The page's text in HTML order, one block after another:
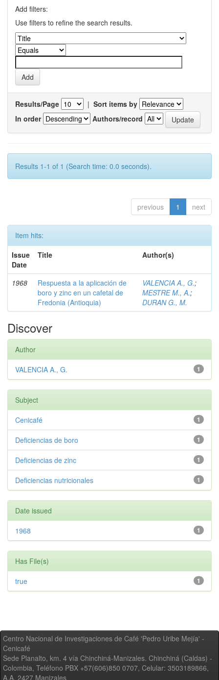
Add filters:
Use filters to refine the search results.
Results/Page | Sort items by
In order
Authors/record
Results 1-1 of 1 (Search time: 0.0 seconds).
previous 1 next
Item hits:
Issue
Date
Title Author(s)
1968
Respuesta a la aplicación de
boro y zinc en un cafetal de
Fredonia (Antioquia)
VALENCIA A., G.;
MESTRE M., A.;
DURAN G., M.
Discover
Author
1
VALENCIA A., G.
Subject
1
Cenicafé
1
Deficiencias de boro
1
Deficiencias de zinc
1
Deficiencias nutricionales
Date issued
1
1968
Has File(s)
1
true
Centro Nacional de Investigaciones de Café 'Pedro Uribe Mejía' -
Cenicafé
Sede Planalto, km. 4 vía Chinchiná-Manizales. Chinchiná (Caldas) -
Colombia, Teléfono PBX +57(606)850 0707, Celular: 3503189866,
A.A. 2427 Manizales